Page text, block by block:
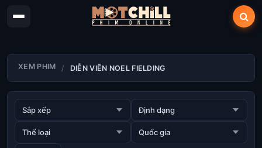
XEM PHIM DIỄN VIÊN NOEL FIELDING